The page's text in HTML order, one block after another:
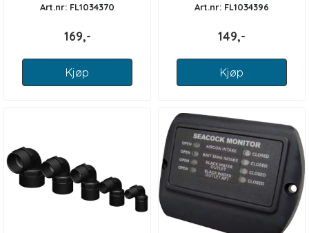
Art.nr: FL1034370
169,-
Kjøp
Art.nr: FL1034396
149,-
Kjøp